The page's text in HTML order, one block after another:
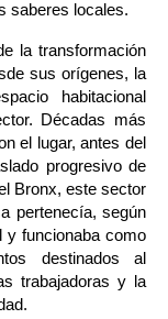
saberes locales.
la transformación
sus orígenes, la
habitacional
Décadas más
el lugar, antes del
progresivo de
Bronx, este sector
pertenecía, según
y funcionaba como
destinados al
trabajadoras y la